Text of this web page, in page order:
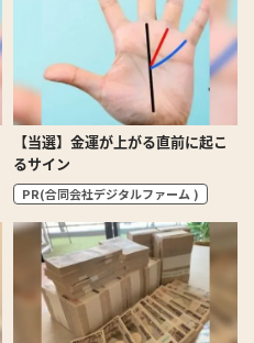
【当選】金運が上がる直前に起こ
るサイン
PR(合同会社デジタルファーム )